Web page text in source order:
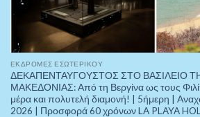
ΕΚΔΡΟΜΈΣ ΕΣΩΤΕΡΙΚΟΎ
ΔΕΚΑΠΕΝΤΑΥΓΟΥΣΤΟΣ ΣΤΟ ΒΑΣΙΛΕΙΟ
ΜΑΚΕΔΟΝΙΑΣ: Από τη Βεργίνα ως τους
μέρα και πολυτελή διαμονή! | 5ήμερη |
2026 | Προσφορά 60 χρόνων LA PLAYA